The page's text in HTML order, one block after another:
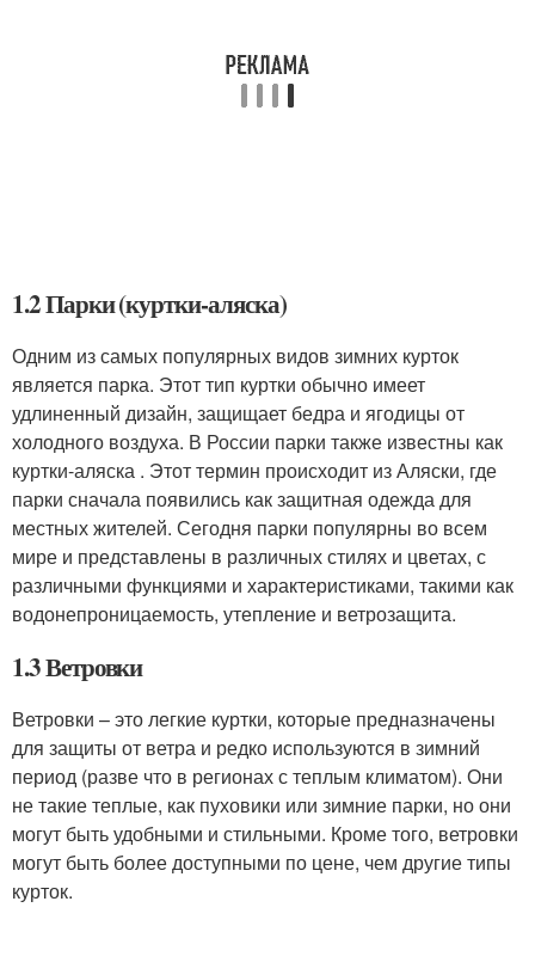
1.2 Парки (куртки-аляска)
Одним из самых популярных видов зимних курток
является парка. Этот тип куртки обычно имеет
удлиненный дизайн, защищает бедра и ягодицы от
холодного воздуха. В России парки также известны как
куртки-аляска . Этот термин происходит из Аляски, где
парки сначала появились как защитная одежда для
местных жителей. Сегодня парки популярны во всем
мире и представлены в различных стилях и цветах, с
различными функциями и характеристиками, такими как
водонепроницаемость, утепление и ветрозащита.
1.3 Ветровки
Ветровки – это легкие куртки, которые предназначены
для защиты от ветра и редко используются в зимний
период (разве что в регионах с теплым климатом). Они
не такие теплые, как пуховики или зимние парки, но они
могут быть удобными и стильными. Кроме того, ветровки
могут быть более доступными по цене, чем другие типы
курток.